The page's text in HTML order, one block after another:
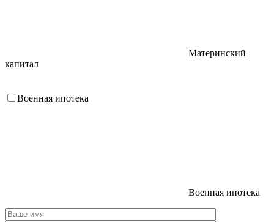
Материнский
капитал
Военная ипотека
Военная ипотека